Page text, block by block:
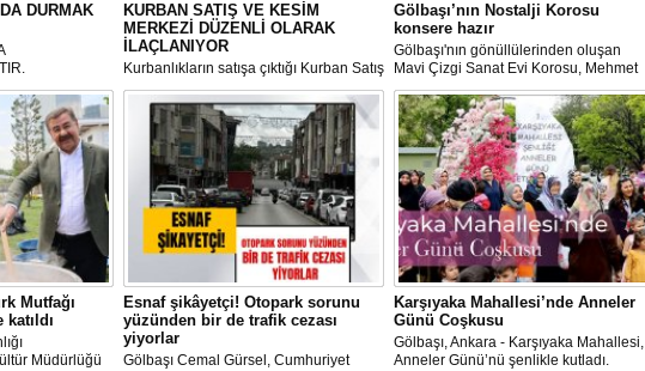
DURMAK
KURBAN SATIŞ VE KESİM
MERKEZİ DÜZENLİ OLARAK
İLAÇLANIYOR
Kurbanlıkların satışa çıktığı Kurban Satış
ve Kesim Merkezi, haşere ve
mikropların önüne geçilmesi amacıyla
her gün Gölbaşı Belediyesi ekipleri
tarafından düzenli olarak ilaçlanıyor.
Gölbaşı’nın Nostalji Korosu
konsere hazır
Gölbaşı'nın gönüllülerinden oluşan
Mavi Çizgi Sanat Evi Korosu, Mehmet
Akif Ersoy Kültür Merkezi’nde vereceği
konsere hızır.
Mutfağı
Müdürlüğü
Esnaf şikâyetçi! Otopark sorunu
yüzünden bir de trafik cezası
yiyorlar
Gölbaşı Cemal Gürsel, Cumhuriyet
Karşıyaka Mahallesi’nde Anneler
Günü Coşkusu
Gölbaşı, Ankara - Karşıyaka Mahallesi,
Anneler Günü’nü şenlikle kutladı.